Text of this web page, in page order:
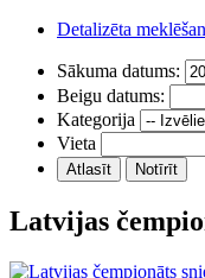
Detalizēta
Sākuma datums:
Beigu datums:
Kategorija
Vieta
Latvijas